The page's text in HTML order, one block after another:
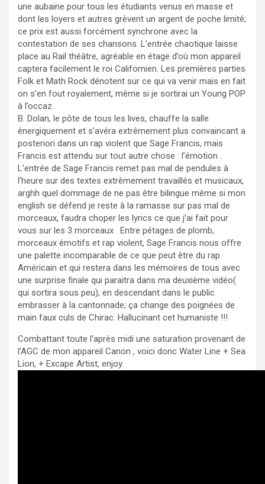
une aubaine pour tous les étudiants venus en masse et
dont les loyers et autres grèvent un argent de poche limité;
ce prix est aussi forcément synchrone avec la
contestation de ses chansons. L’entrée chaotique laisse
place au Rail théâtre, agréable en étage d’où mon appareil
captera facilement le roi Californien. Les premières parties
Folk et Math Rock dénotent sur ce qui va venir mais en fait
on s’en fout royalement, même si je sortirai un Young POP
à l’occaz.
B. Dolan, le pôte de tous les lives, chauffe la salle
énergiquement et s’avéra extrêmement plus convaincant a
posteriori dans un rap violent que Sage Francis, mais
Francis est attendu sur tout autre chose : l’émotion .
L’entrée de Sage Francis remet pas mal de pendules à
l’heure sur des textes extrêmement travaillés et musicaux,
arghh quel dommage de ne pas être bilingue même si mon
english se défend je reste à la ramasse sur pas mal de
morceaux, faudra choper les lyrics ce que j’ai fait pour
vous sur les 3 morceaux . Entre pétages de plomb,
morceaux émotifs et rap violent, Sage Francis nous offre
une palette incomparable de ce que peut être du rap
Américain et qui restera dans les mémoires de tous avec
une surprise finale qui paraitra dans ma deuxième vidéo(
qui sortira sous peu), en descendant dans le public
embrasser à la cantonnade; ça change des poignées de
main faux culs de Chirac. Hallucinant cet humaniste !!!
Combattant toute l’après midi une saturation provenant de
l’AGC de mon appareil Canon , voici donc Water Line + Sea
Lion, + Excape Artist, enjoy.